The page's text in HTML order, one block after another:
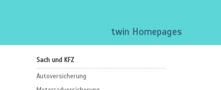
twin Homepages
Sach und KFZ
Autoversicherung